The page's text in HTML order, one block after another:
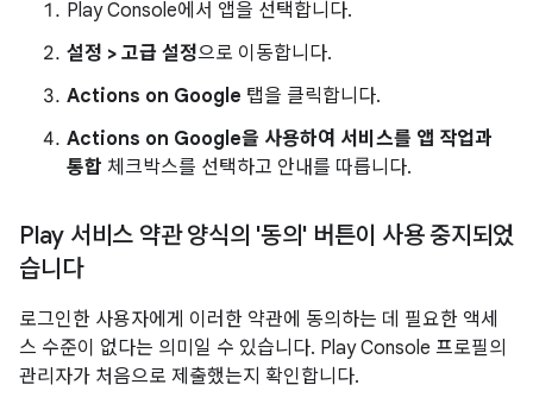
Play Console에서 앱을 선택합니다.
설정 > 고급 설정으로 이동합니다.
Actions on Google 탭을 클릭합니다.
Actions on Google을 사용하여 서비스를 앱 작업과
통합 체크박스를 선택하고 안내를 따릅니다.
Play 서비스 약관 양식의 '동의' 버튼이 사용 중지되었
습니다
로그인한 사용자에게 이러한 약관에 동의하는 데 필요한 액세
스 수준이 없다는 의미일 수 있습니다. Play Console 프로필의
관리자가 처음으로 제출했는지 확인합니다.